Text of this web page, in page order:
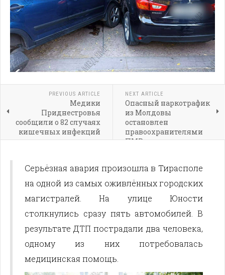
PREVIOUS ARTICLE
Медики
Приднестровья
сообщили о 82 случаях
кишечных инфекций
за неделю
NEXT ARTICLE
Опасный наркотрафик
из Молдовы
остановлен
правоохранителями
ПМР
Серьёзная авария произошла в Тирасполе
на одной из самых оживлённых городских
магистралей. На улице Юности
столкнулись сразу пять автомобилей. В
результате ДТП пострадали два человека,
одному из них потребовалась
медицинская помощь.